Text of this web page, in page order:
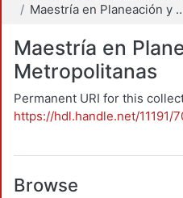
Maestría en Planeación
Maestría en
Metropolitanas
Permanent URI for this
https://hdl.handle.net/11191/
Browse